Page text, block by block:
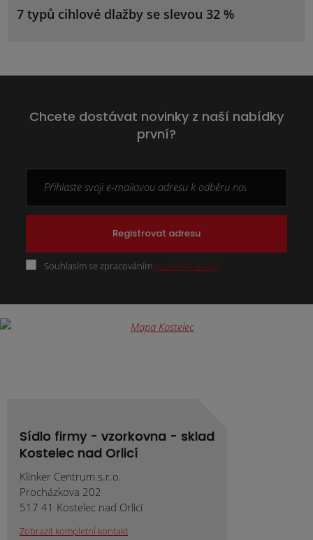
7 typů cihlové dlažby se slevou 32 %
Chcete dostávat novinky z naší nabídky
první?
Registrovat adresu
Souhlasím se zpracováním osobních údajů
Sídlo firmy - vzorkovna - sklad
Kostelec nad Orlicí
Klinker Centrum s.r.o.
Procházkova 202
517 41 Kostelec nad Orlicí
Zobrazit kompletní kontakt